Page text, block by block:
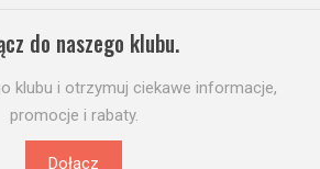
do naszego klubu.
klubu i otrzymuj ciekawe informacje,
promocje i rabaty.
Dołącz